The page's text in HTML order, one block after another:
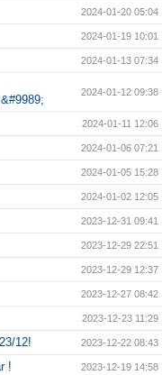
2024-01-20 05:04
2024-01-19 10:01
2024-01-13 07:34
2024-01-12 09:38
2024-01-11 12:06
2024-01-06 07:21
2024-01-05 15:28
2024-01-02 12:05
2023-12-31 09:41
2023-12-29 22:51
2023-12-29 12:37
2023-12-27 08:42
2023-12-23 11:29
12! 2023-12-22 08:43
! 2023-12-19 14:58